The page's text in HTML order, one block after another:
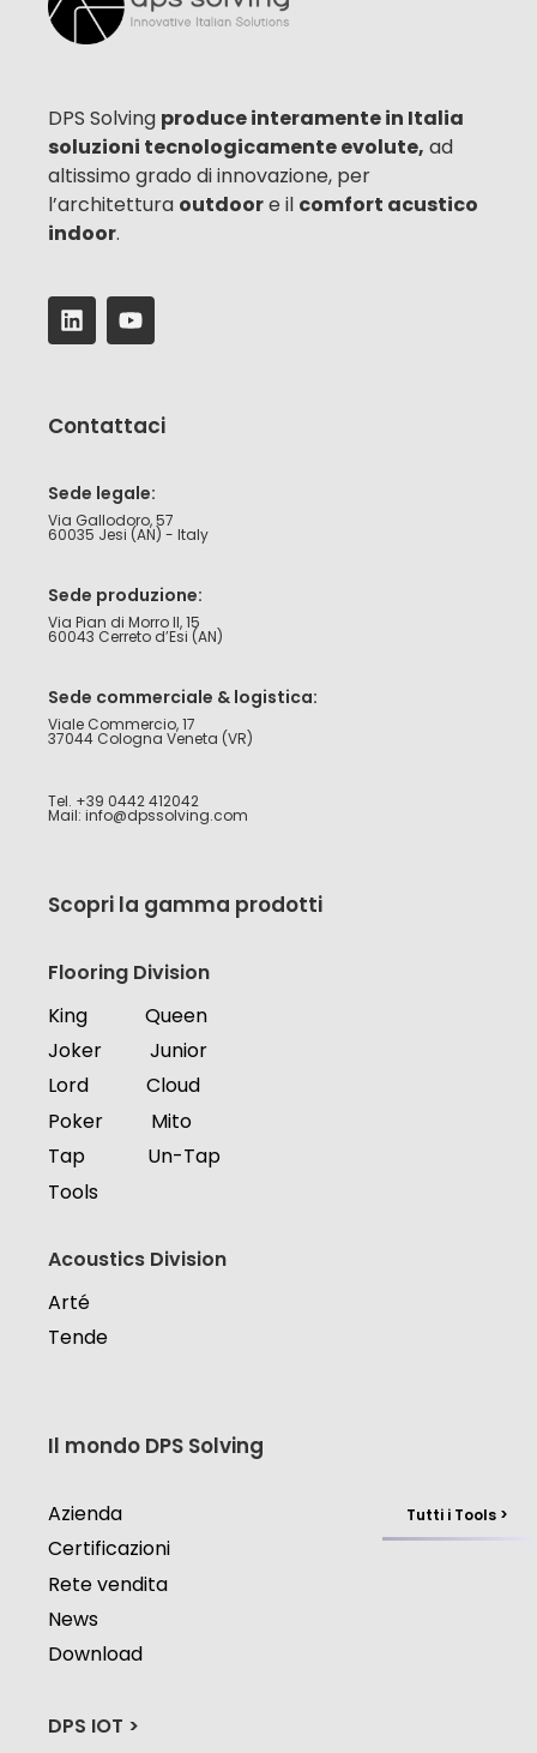
Tutti i Tools >
DPS Solving produce interamente in Italia
soluzioni tecnologicamente evolute, ad
altissimo grado di innovazione, per
l’architettura outdoore il comfort acustico
indoor.
Contattaci
Sede legale:
Via Gallodoro, 57
60035 Jesi (AN) - Italy
Sede produzione:
Via Pian di Morro II, 15
60043 Cerreto d’Esi (AN)
Sede commerciale & logistica:
Viale Commercio, 17
37044 Cologna Veneta (VR)
Tel. +39 0442 412042
Mail: info@dpssolving.com
Scopri la gamma prodotti
Flooring Division
King
Queen
Joker
Junior
Lord
Cloud
Poker
Mito
Tap
Un-Tap
Tools
Acoustics Division
Arté
Tende
Il mondo DPS Solving
Azienda
Certificazioni
Rete vendita
News
Download
DPS IOT >